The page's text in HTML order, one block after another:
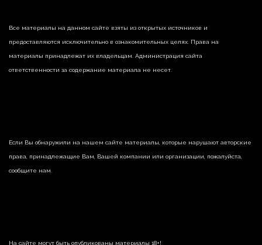
Все материалы на данном сайте взяты из открытых источников и
предоставляются исключительно в ознакомительных целях. Права на
материалы принадлежат их владельцам. Администрация сайта
ответственности за содержание материала не несет.
Если Вы обнаружили на нашем сайте материалы, которые нарушают авторские
права, принадлежащие Вам, Вашей компании или организации, пожалуйста,
сообщите нам.
На сайте могут быть опубликованы материалы 18+!